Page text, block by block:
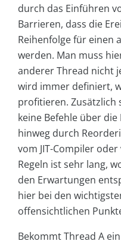
durch das Einführen
Barrieren, dass die
Reihenfolge für einen
werden. Man muss
anderer Thread nicht
wird immer definiert,
profitieren. Zusätzlich
keine Befehle über
hinweg durch
vom JIT-Compiler
Regeln ist sehr lang,
den Erwartungen
hier bei den
offensichtlichen
Bekommt Thread A